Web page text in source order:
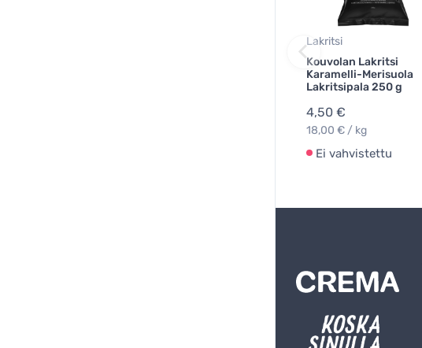
Lakritsi
Kouvolan Lakritsi
Karamelli-Merisuola
Lakritsipala 250 g
4,50 €
18,00 € / kg
Ei vahvistettu